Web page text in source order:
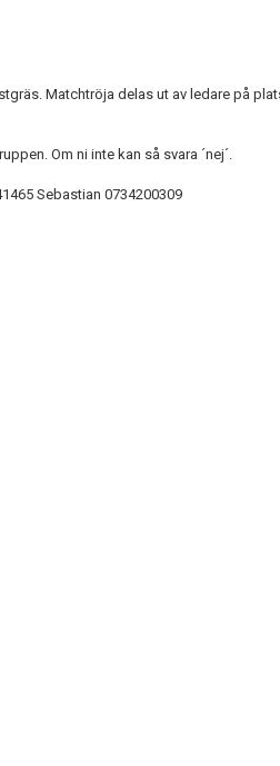
Matchtröja delas ut av ledare på
Om ni inte kan så svara ´nej´.
Sebastian 0734200309